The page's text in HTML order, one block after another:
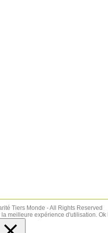
Tiers Monde - All Rights Reserved
meilleure expérience d'utilisation. Ok